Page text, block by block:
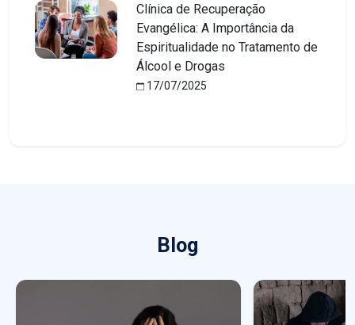
Clínica de Recuperação
Evangélica: A Importância da
Espiritualidade no Tratamento de
Álcool e Drogas
17/07/2025
Blog